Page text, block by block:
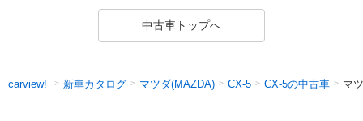
中古車トップへ
carview! 新車カタログ マツダ(MAZDA) CX-5 CX-5の中古車 マ